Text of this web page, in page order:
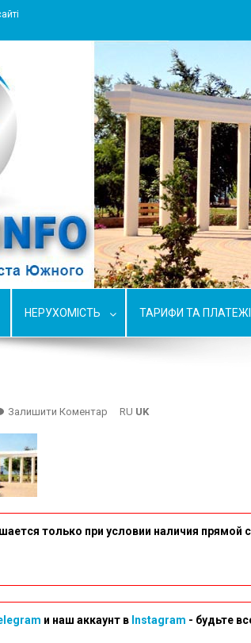
Южный
НЕРУХОМІСТЬ ТАРИФИ ТА ПЛАТЕЖІ
Залишити Коментар RU UK
только при условии наличия прямой
и наш аккаунт в Instagram - будьте